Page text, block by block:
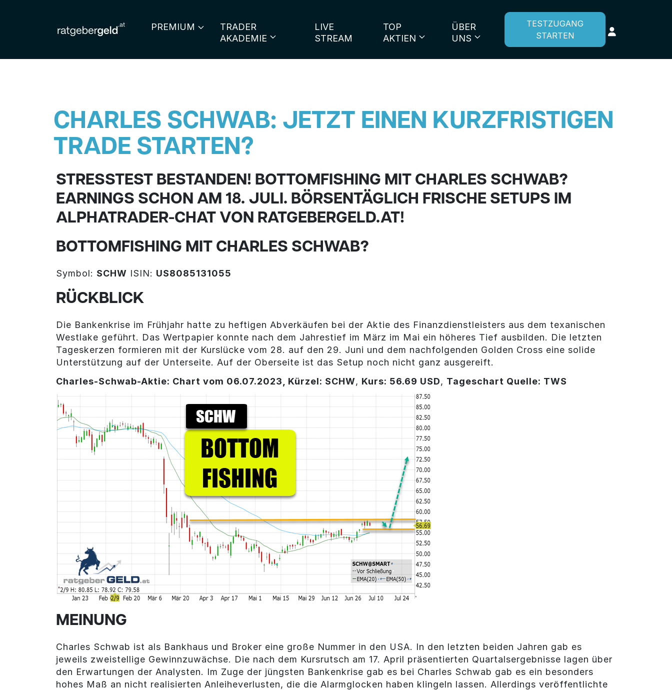
PREMIUM TRADER
AKADEMIE
LIVE
STREAM
TOP
AKTIEN
ÜBER
UNS
TESTZUGANG
STARTEN
CHARLES SCHWAB: JETZT EINEN KURZFRISTIGEN
TRADE STARTEN?
STRESSTEST BESTANDEN! BOTTOMFISHING MIT CHARLES SCHWAB?
EARNINGS SCHON AM 18. JULI. BÖRSENTÄGLICH FRISCHE SETUPS IM
ALPHATRADER-CHAT VON RATGEBERGELD.AT!
BOTTOMFISHING MIT CHARLES SCHWAB?
Symbol: SCHW ISIN: US8085131055
RÜCKBLICK
Die Bankenkrise im Frühjahr hatte zu heftigen Abverkäufen bei der Aktie des Finanzdienstleisters aus dem texanischen
Westlake geführt. Das Wertpapier konnte nach dem Jahrestief im März im Mai ein höheres Tief ausbilden. Die letzten
Tageskerzen formieren mit der Kurslücke vom 28. auf den 29. Juni und dem nachfolgenden Golden Cross eine solide
Unterstützung auf der Unterseite. Auf der Oberseite ist das Setup noch nicht ganz ausgereift.
Charles-Schwab-Aktie: Chart vom 06.07.2023, Kürzel: SCHW, Kurs: 56.69 USD, Tageschart Quelle: TWS
MEINUNG
Charles Schwab ist als Bankhaus und Broker eine große Nummer in den USA. In den letzten beiden Jahren gab es
jeweils zweistellige Gewinnzuwächse. Die nach dem Kursrutsch am 17. April präsentierten Quartalsergebnisse lagen über
den Erwartungen der Analysten. Im Zuge der jüngsten Bankenkrise gab es bei Charles Schwab gab es ein besonders
hohes Maß an nicht realisierten Anleiheverlusten, die die Alarmglocken haben klingeln lassen. Allerdings veröffentlichte